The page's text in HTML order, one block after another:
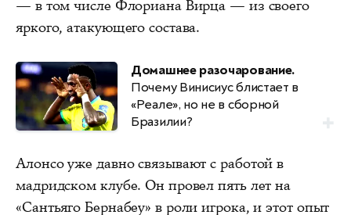
— в том числе Флориана Вирца — из своего
яркого, атакующего состава.
Домашнее разочарование.
Почему Винисиус блистает в
«Реале», но не в сборной
Бразилии?
Алонсо уже давно связывают с работой в
мадридском клубе. Он провел пять лет на
«Сантьяго Бернабеу» в роли игрока, и этот опыт